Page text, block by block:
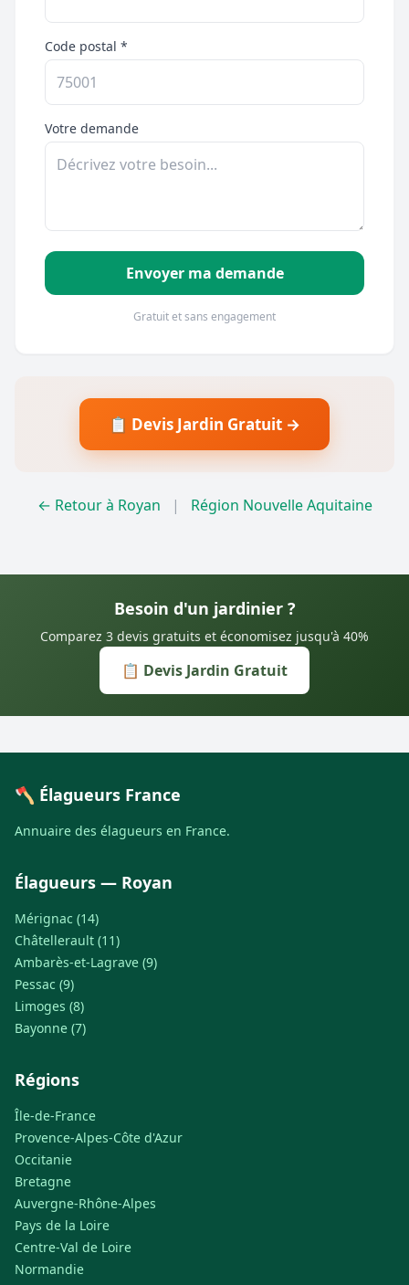
Code postal *
Votre demande
Envoyer ma demande
Gratuit et sans engagement
📋 Devis Jardin Gratuit →
← Retour à Royan | Région Nouvelle Aquitaine
Besoin d'un jardinier ?
Comparez 3 devis gratuits et économisez jusqu'à 40%
📋 Devis Jardin Gratuit
🪓 Élagueurs France
Annuaire des élagueurs en France.
Élagueurs — Royan
Mérignac (14)
Châtellerault (11)
Ambarès-et-Lagrave (9)
Pessac (9)
Limoges (8)
Bayonne (7)
Régions
Île-de-France
Provence-Alpes-Côte d'Azur
Occitanie
Bretagne
Auvergne-Rhône-Alpes
Pays de la Loire
Centre-Val de Loire
Normandie